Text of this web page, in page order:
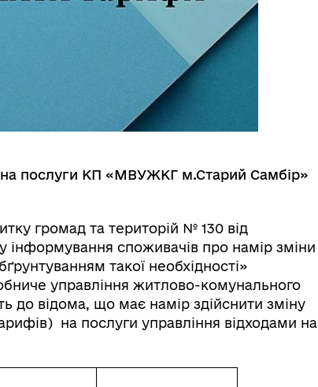
на послуги КП «МВУЖКГ м.Старий Самбір»
громад та територій № 130 від
інформування споживачів про намір зміни
такої необхідності»
управління житлово-комунального
до відома, що має намір здійснити зміну
на послуги управління відходами на